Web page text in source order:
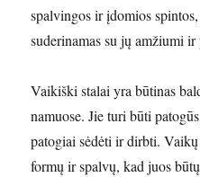
spalvingos ir įdomios
suderinamas su jų amžiumi ir
Vaikiški stalai yra būtinas
namuose. Jie turi būti
patogiai sėdėti ir dirbti.
formų ir spalvų, kad juos